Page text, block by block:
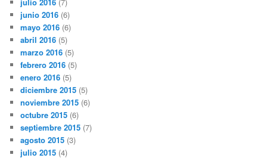
junio 2016 (6)
mayo 2016 (6)
abril 2016 (5)
marzo 2016 (5)
febrero 2016 (5)
enero 2016 (5)
diciembre 2015 (5)
noviembre 2015 (6)
octubre 2015 (6)
septiembre 2015 (7)
agosto 2015 (3)
julio 2015 (4)